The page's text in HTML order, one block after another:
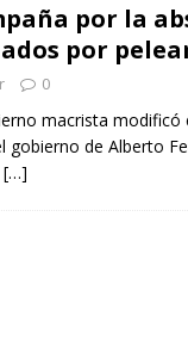
2025 ] 100.000 personas
para el
Y COMENTARIOS
por la
por
0
macrista
gobierno de Alberto
[…]